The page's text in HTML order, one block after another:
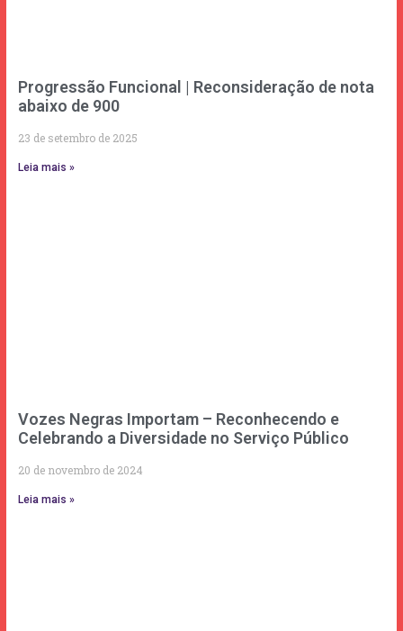
Progressão Funcional | Reconsideração de nota
abaixo de 900
23 de setembro de 2025
Leia mais »
Vozes Negras Importam – Reconhecendo e
Celebrando a Diversidade no Serviço Público
20 de novembro de 2024
Leia mais »